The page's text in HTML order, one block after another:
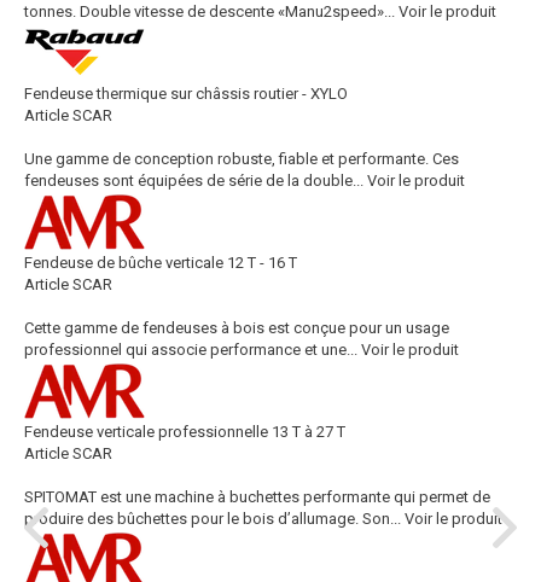
tonnes. Double vitesse de descente «Manu2speed»...
Voir le produit
Fendeuse thermique sur châssis routier - XYLO
Article SCAR
Une gamme de conception robuste, fiable et performante. Ces
fendeuses sont équipées de série de la double...
Voir le produit
Fendeuse de bûche verticale 12 T - 16 T
Article SCAR
Cette gamme de fendeuses à bois est conçue pour un usage
professionnel qui associe performance et une...
Voir le produit
Fendeuse verticale professionnelle 13 T à 27 T
Article SCAR
SPITOMAT est une machine à buchettes performante qui permet de
produire des bûchettes pour le bois d’allumage. Son...
Voir le produit